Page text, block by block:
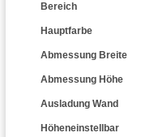
Bereich
Hauptfarbe
Abmessung Breite
Abmessung Höhe
Ausladung Wand
Höheneinstellbar